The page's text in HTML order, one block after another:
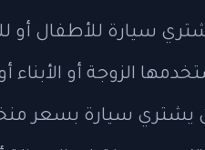
سيارة للأطفال أو
الزوجة أو
يشتري سيارة بسعر